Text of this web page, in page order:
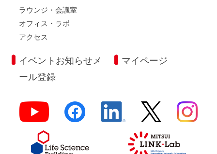
ラウンジ・会議室
オフィス・ラボ
アクセス
イベントお知らせメ
ール登録
マイページ